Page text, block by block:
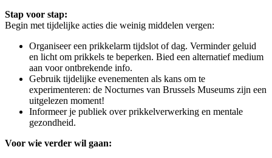
Stap voor stap:
Begin met tijdelijke acties die weinig middelen vergen:
Organiseer een prikkelarm tijdslot of dag. Verminder geluid
en licht om prikkels te beperken. Bied een alternatief medium
aan voor ontbrekende info.
Gebruik tijdelijke evenementen als kans om te
experimenteren: de Nocturnes van Brussels Museums zijn een
uitgelezen moment!
Informeer je publiek over prikkelverwerking en mentale
gezondheid.
Voor wie verder wil gaan: